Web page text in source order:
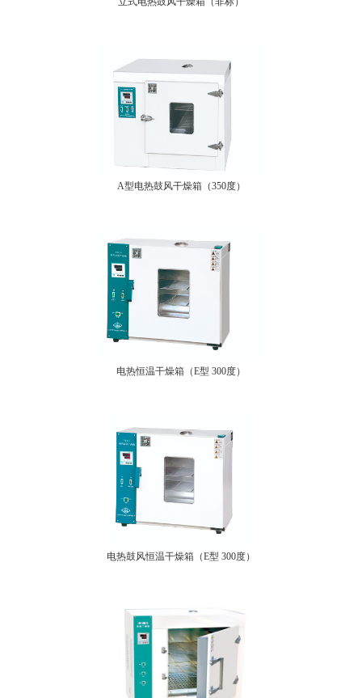
A型电热鼓风干燥箱（350度）
电热恒温干燥箱（E型 300度）
电热鼓风恒温干燥箱（E型 300度）